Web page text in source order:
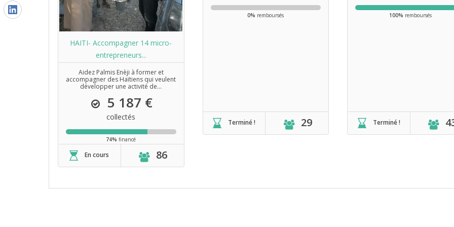
HAITI- Accompagner 14 micro-
entrepreneurs...
Aidez Palmis Enèji à former et
accompagner des Haïtiens qui veulent
développer une activité de...
5 187 €
collectés
74% financé
En cours 86
0% remboursés
Terminé ! 29
100% remboursés
Terminé !